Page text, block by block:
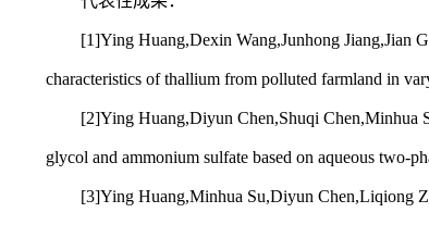
[1]Ying Huang,Dexin Wang,Junhong Jiang,Jian
characteristics of thallium from polluted farmland in
[2]Ying Huang,Diyun Chen,Shuqi Chen,Minhua
glycol and ammonium sulfate based on aqueous two-
[3]Ying Huang,Minhua Su,Diyun Chen,Liqiong